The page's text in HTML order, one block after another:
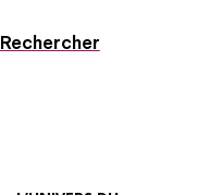
Rechercher